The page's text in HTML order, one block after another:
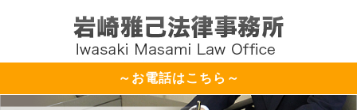
～お電話はこちら～